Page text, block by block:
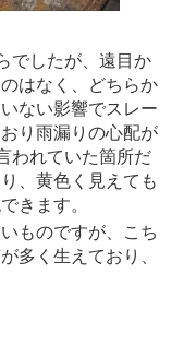
でしたが、遠目か
はなく、どちらか
ない影響でスレー
り雨漏りの心配が
われていた箇所だ
、黄色く見えても
きます。
ものですが、こち
多く生えており、